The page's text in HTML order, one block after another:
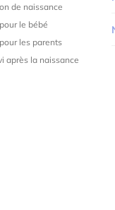
de naissance
le bébé
les parents
après la naissance